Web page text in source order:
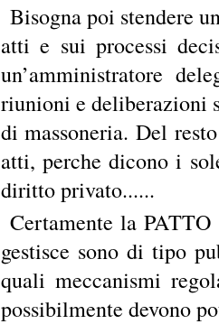
Bisogna poi stendere
atti e sui processi
un’amministratore
riunioni e deliberazioni
di massoneria. Del
atti, perche dicono i
diritto privato......
Certamente la
gestisce sono di tipo
quali meccanismi
possibilmente devono